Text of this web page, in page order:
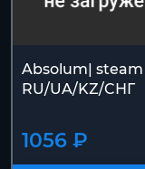
Absolum| steam
RU/UA/KZ/CНГ
1056 ₽